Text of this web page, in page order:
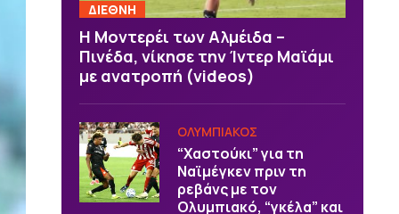
ΔΙΕΘΝΗ
Η Μοντερέι των Αλμέιδα –
Πινέδα, νίκησε την Ίντερ Μαϊάμι
με ανατροπή (videos)
ΟΛΥΜΠΙΑΚΟΣ
“Χαστούκι” για τη
Ναϊμέγκεν πριν τη
ρεβάνς με τον
Ολυμπιακό, “γκέλα” και